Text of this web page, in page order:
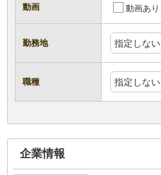
動画 動画あり
勤務地 指定しない
職種 指定しない
企業情報